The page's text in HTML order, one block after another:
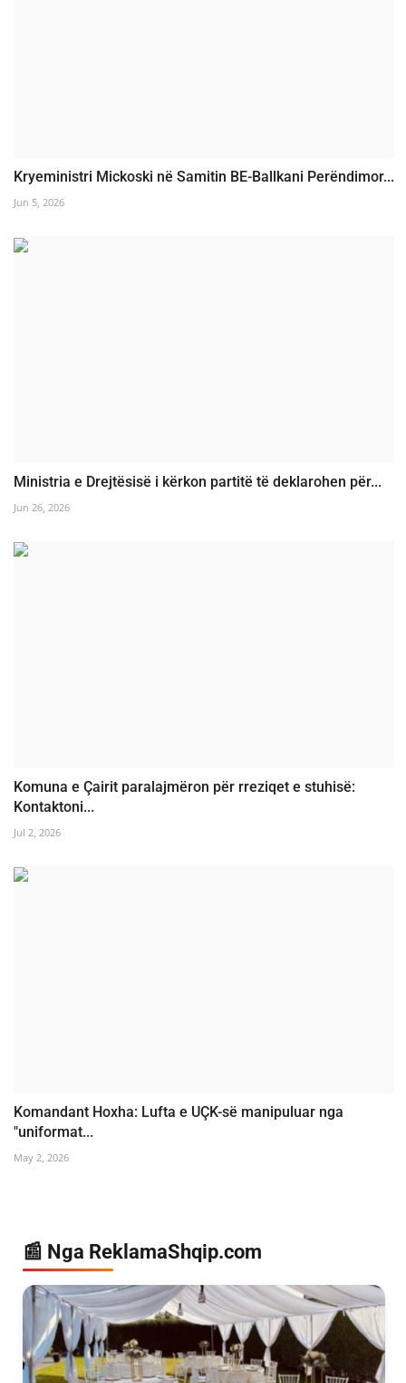
Kryeministri Mickoski në Samitin BE-Ballkani Perëndimor...
Jun 5, 2026
Ministria e Drejtësisë i kërkon partitë të deklarohen për...
Jun 26, 2026
Komuna e Çairit paralajmëron për rreziqet e stuhisë:
Kontaktoni...
Jul 2, 2026
Komandant Hoxha: Lufta e UÇK-së manipuluar nga
"uniformat...
May 2, 2026
📰 Nga ReklamaShqip.com